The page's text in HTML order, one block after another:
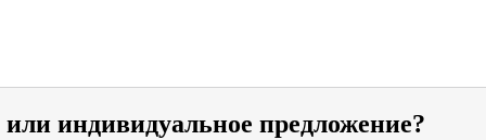
индивидуальное предложение?